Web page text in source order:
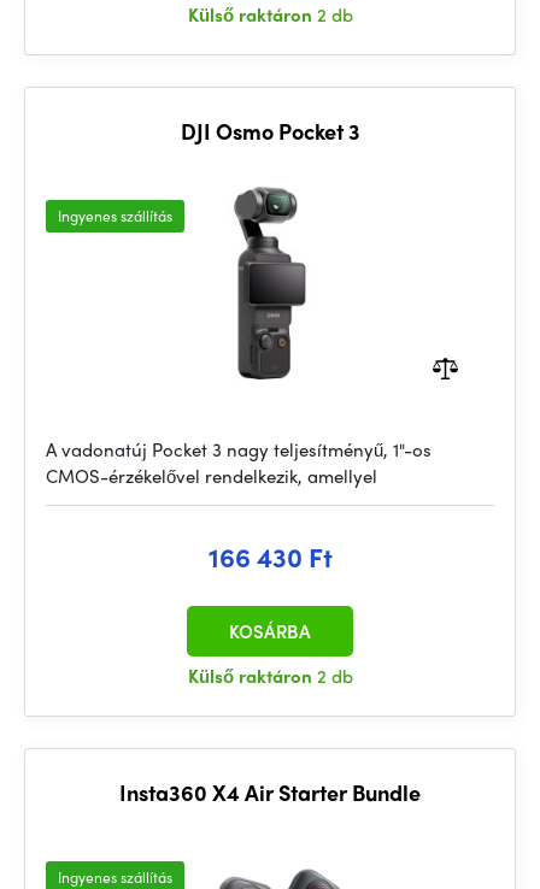
Külső raktáron 2 db
DJI Osmo Pocket 3
Ingyenes szállítás
A vadonatúj Pocket 3 nagy teljesítményű, 1"-os
CMOS-érzékelővel rendelkezik, amellyel
166 430 Ft
Külső raktáron 2 db
KOSÁRBA
Insta360 X4 Air Starter Bundle
Ingyenes szállítás